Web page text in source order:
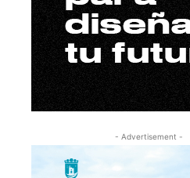
- Advertisement -